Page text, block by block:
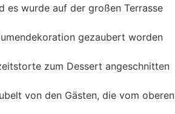
es wurde auf der großen Terrasse
gezaubert worden
zum Dessert angeschnitten
von den Gästen, die vom oberen